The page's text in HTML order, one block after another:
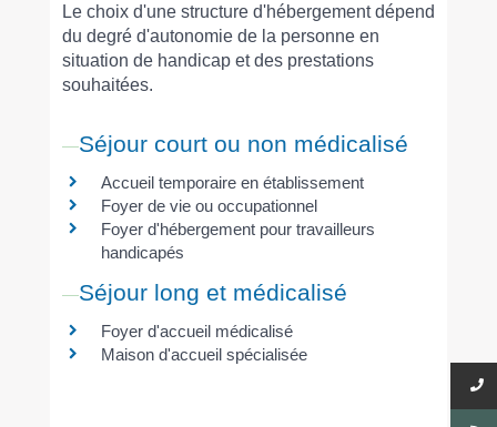
Le choix d'une structure d'hébergement dépend
du degré d'autonomie de la personne en
situation de handicap et des prestations
souhaitées.
Séjour court ou non médicalisé
Accueil temporaire en établissement
Foyer de vie ou occupationnel
Foyer d'hébergement pour travailleurs
handicapés
Séjour long et médicalisé
Foyer d'accueil médicalisé
Maison d'accueil spécialisée